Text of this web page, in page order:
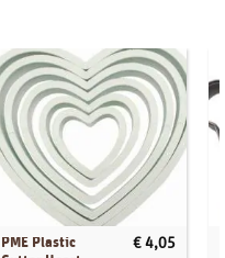
PME Plastic
€ 4,05